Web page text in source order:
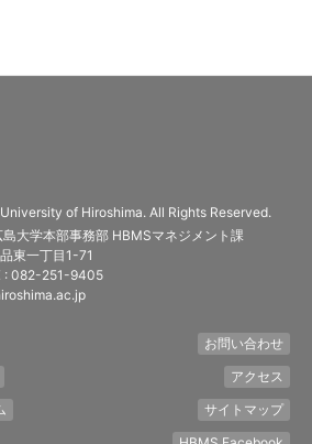
of Hiroshima. All Rights Reserved.
大学本部事務部 HBMSマネジメント課
東一丁目1-71
: 082-251-9405
お問い合わせ
アクセス
サイトマップ